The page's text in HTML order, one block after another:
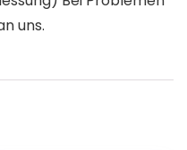
uns.